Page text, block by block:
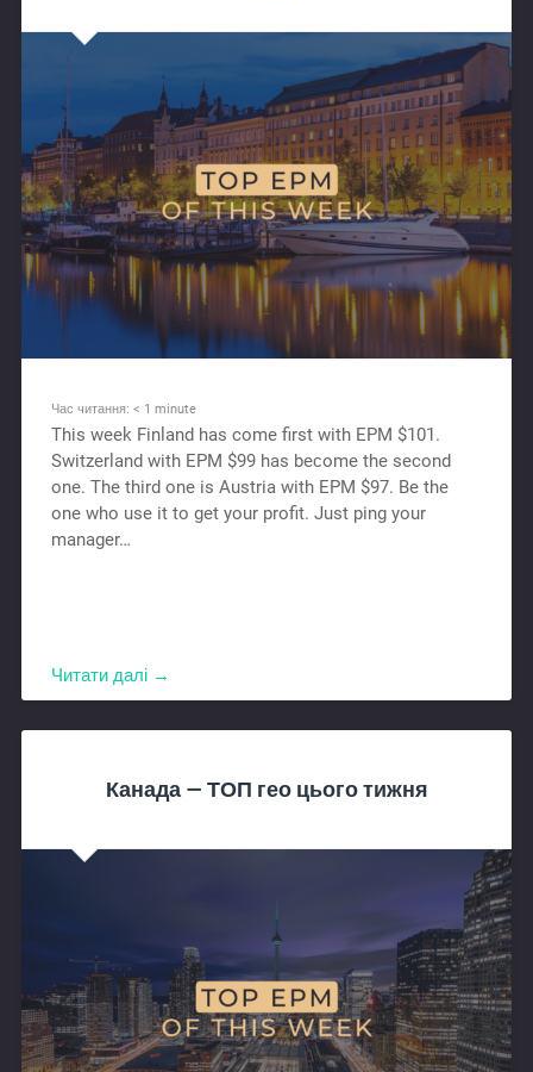
Час читання: < 1 minute
This week Finland has come first with EPM $101.
Switzerland with EPM $99 has beсome the second
one. The third one is Austria with EPM $97. Be the
one who use it to get your profit. Just ping your
manager…
Читати далі →
Канада — ТОП гео цього тижня